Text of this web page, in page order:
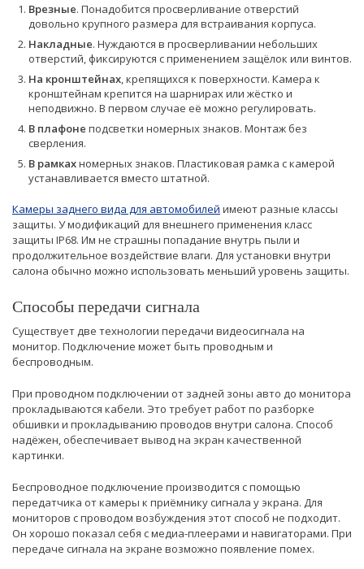
Врезные. Понадобится просверливание отверстий
довольно крупного размера для встраивания корпуса.
Накладные. Нуждаются в просверливании небольших
отверстий, фиксируются с применением защёлок или винтов.
На кронштейнах , крепящихся к поверхности. Камера к
кронштейнам крепится на шарнирах или жёстко и
неподвижно. В первом случае её можно регулировать.
В плафоне подсветки номерных знаков. Монтаж без
сверления.
В рамкахномерных знаков. Пластиковая рамка с камерой
устанавливается вместо штатной.
Камеры заднего вида для автомобилей имеют разные классы
защиты. У модификаций для внешнего применения класс
защиты IP68. Им не страшны попадание внутрь пыли и
продолжительное воздействие влаги. Для установки внутри
салона обычно можно использовать меньший уровень защиты.
Способы передачи сигнала
Существует две технологии передачи видеосигнала на
монитор. Подключение может быть проводным и
беспроводным.
При проводном подключении от задней зоны авто до монитора
прокладываются кабели. Это требует работ по разборке
обшивки и прокладыванию проводов внутри салона. Способ
надёжен, обеспечивает вывод на экран качественной
картинки.
Беспроводное подключение производится с помощью
передатчика от камеры к приёмнику сигнала у экрана. Для
мониторов с проводом возбуждения этот способ не подходит.
Он хорошо показал себя с медиа-плеерами и навигаторами. При
передаче сигнала на экране возможно появление помех.